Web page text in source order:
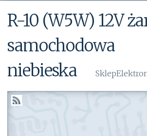
R-10 (W5W) 12V
samochodowa
niebieska